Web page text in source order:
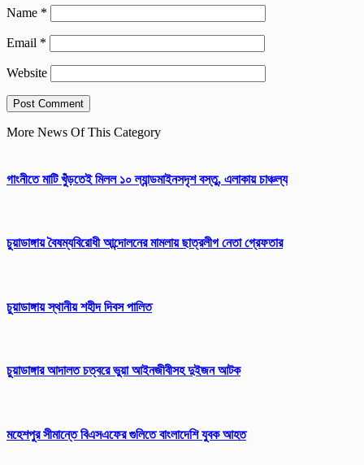
Name *
Email *
Website
More News Of This Category
গাংনীতে মাটি খুঁড়তেই মিলল ১০ ল্যান্ডমাইনসদৃশ বস্তু, এলাকায় চাঞ্চল্য
চুয়াডাঙ্গায় বৈষম্যবিরোধী আন্দোলনের মামলায় ছাত্রলীগ নেতা গ্রেফতার
চুয়াডাঙ্গায় স্থানীয় শহীদ দিবস পা‌লিত
চুয়াডাঙ্গার আদালত চত্বরে ভুয়া আইনজীবীসহ দুইজন আটক
মহেশপুর সীমান্তে বিএসএফের গুলিতে বাংলাদেশি যুবক আহত